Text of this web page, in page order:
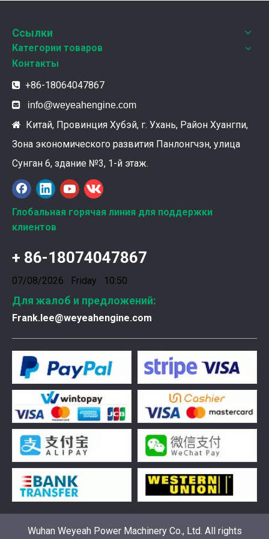
Введена в эксплуатацию установка нового поколения на базе Jenbacher J624
Генераторная установка на природном газе,
Ссылки
Категории товаров
Контакты
 +86-18064047867
 info@weyeahengine.com
 Китай, Провинция Хубэй, г. Ухань, Район Хуангпи,
Зона экономического развития Панлонгчэн, улица
Сунган 6, здание №3, 1-й этаж.
Глобальная горячая линия для поддержки
клиентов
+ 86-18074047867
07/08/2026 Friday 10:50
Для жалоб и предложений:
Frank.lee@weyeahengine.com
Wuhan Weyeah Power Machinery Co., Ltd. All rights